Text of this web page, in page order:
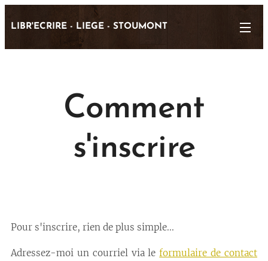
LIBR'ECRIRE - LIEGE - STOUMONT
Comment
s'inscrire
Pour s'inscrire, rien de plus simple...
Adressez-moi un courriel via leformulaire de contact